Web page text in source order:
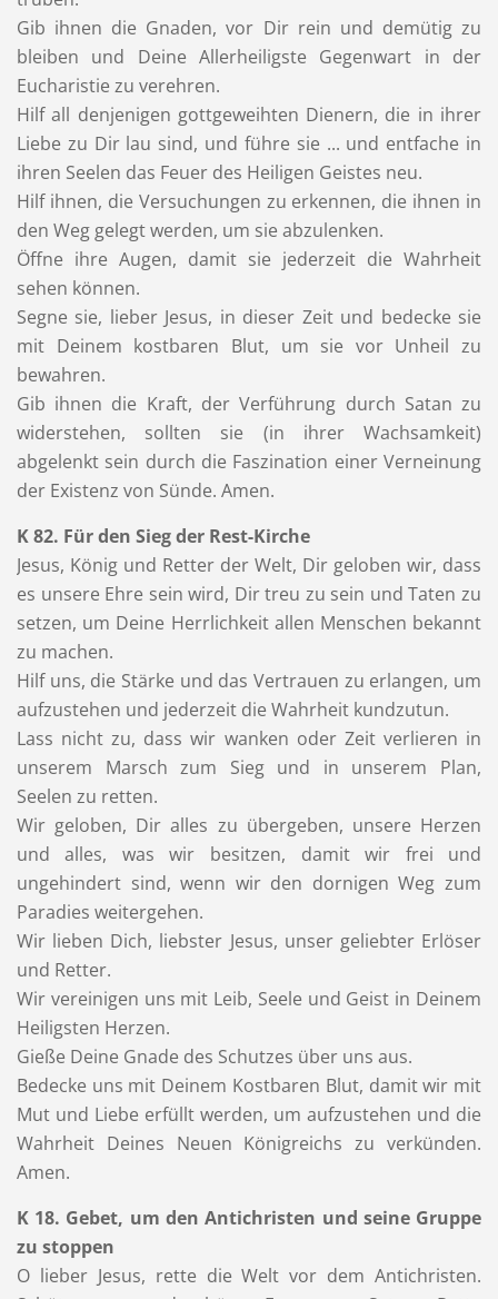
Gib ihnen die Gnaden, vor Dir rein und demütig zu
bleiben und Deine Allerheiligste Gegenwart in der
Eucharistie zu verehren.
Hilf all denjenigen gottgeweihten Dienern, die in ihrer
Liebe zu Dir lau sind, und führe sie ... und entfache in
ihren Seelen das Feuer des Heiligen Geistes neu.
Hilf ihnen, die Versuchungen zu erkennen, die ihnen in
den Weg gelegt werden, um sie abzulenken.
Öffne ihre Augen, damit sie jederzeit die Wahrheit
sehen können.
Segne sie, lieber Jesus, in dieser Zeit und bedecke sie
mit Deinem kostbaren Blut, um sie vor Unheil zu
bewahren.
Gib ihnen die Kraft, der Verführung durch Satan zu
widerstehen, sollten sie (in ihrer Wachsamkeit)
abgelenkt sein durch die Faszination einer Verneinung
der Existenz von Sünde. Amen.
K 82. Für den Sieg der Rest-Kirche
Jesus, König und Retter der Welt, Dir geloben wir, dass
es unsere Ehre sein wird, Dir treu zu sein und Taten zu
setzen, um Deine Herrlichkeit allen Menschen bekannt
zu machen.
Hilf uns, die Stärke und das Vertrauen zu erlangen, um
aufzustehen und jederzeit die Wahrheit kundzutun.
Lass nicht zu, dass wir wanken oder Zeit verlieren in
unserem Marsch zum Sieg und in unserem Plan,
Seelen zu retten.
Wir geloben, Dir alles zu übergeben, unsere Herzen
und alles, was wir besitzen, damit wir frei und
ungehindert sind, wenn wir den dornigen Weg zum
Paradies weitergehen.
Wir lieben Dich, liebster Jesus, unser geliebter Erlöser
und Retter.
Wir vereinigen uns mit Leib, Seele und Geist in Deinem
Heiligsten Herzen.
Gieße Deine Gnade des Schutzes über uns aus.
Bedecke uns mit Deinem Kostbaren Blut, damit wir mit
Mut und Liebe erfüllt werden, um aufzustehen und die
Wahrheit Deines Neuen Königreichs zu verkünden.
Amen.
K 18. Gebet, um den Antichristen und seine Gruppe
zu stoppen
O lieber Jesus, rette die Welt vor dem Antichristen.